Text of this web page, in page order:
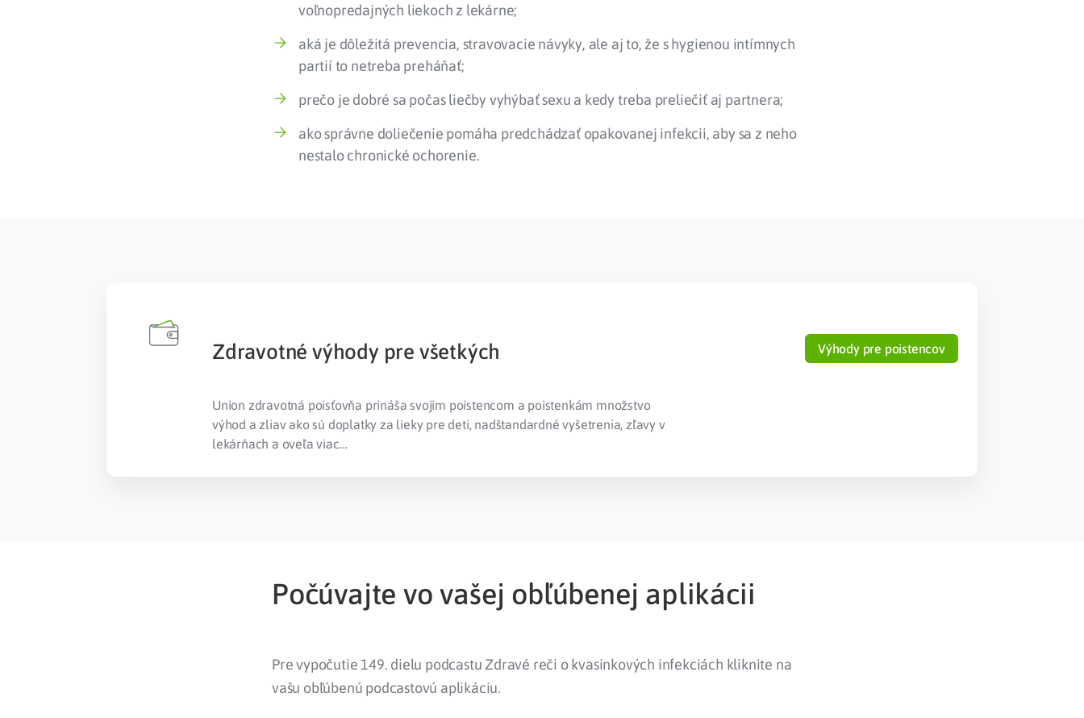
voľnopredajných liekoch z lekárne;
aká je dôležitá prevencia, stravovacie návyky, ale aj to, že s hygienou intímnych
partií to netreba preháňať;
prečo je dobré sa počas liečby vyhýbať sexu a kedy treba preliečiť aj partnera;
ako správne doliečenie pomáha predchádzať opakovanej infekcii, aby sa z neho
nestalo chronické ochorenie.
Zdravotné výhody pre všetkých
Union zdravotná poisťovňa prináša svojim poistencom a poistenkám množstvo
výhod a zliav ako sú doplatky za lieky pre deti, nadštandardné vyšetrenia, zľavy v
lekárňach a oveľa viac…
Výhody pre poistencov
Počúvajte vo vašej obľúbenej aplikácii
Pre vypočutie 149. dielu podcastu Zdravé reči o kvasinkových infekciách kliknite na
vašu obľúbenú podcastovú aplikáciu.